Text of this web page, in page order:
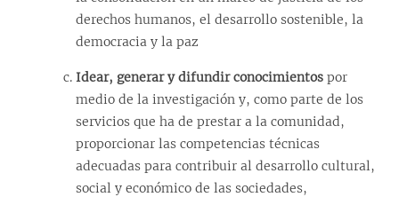
derechos humanos, el desarrollo sostenible, la
democracia y la paz
Idear, generar y difundir conocimientos por
medio de la investigación y, como parte de los
servicios que ha de prestar a la comunidad,
proporcionar las competencias técnicas
adecuadas para contribuir al desarrollo cultural,
social y económico de las sociedades,